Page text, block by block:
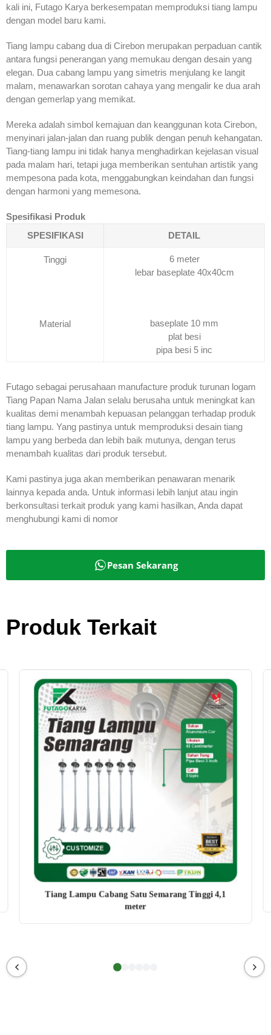
kali ini, Futago Karya berkesempatan memproduksi tiang lampu
dengan model baru kami.
Tiang lampu cabang dua di Cirebon merupakan perpaduan cantik
antara fungsi penerangan yang memukau dengan desain yang
elegan. Dua cabang lampu yang simetris menjulang ke langit
malam, menawarkan sorotan cahaya yang mengalir ke dua arah
dengan gemerlap yang memikat.
Mereka adalah simbol kemajuan dan keanggunan kota Cirebon,
menyinari jalan-jalan dan ruang publik dengan penuh kehangatan.
Tiang-tiang lampu ini tidak hanya menghadirkan kejelasan visual
pada malam hari, tetapi juga memberikan sentuhan artistik yang
mempesona pada kota, menggabungkan keindahan dan fungsi
dengan harmoni yang memesona.
Spesifikasi Produk
SPESIFIKASI
DETAIL
Tinggi
Material
6 meter
lebar baseplate 40x40cm
baseplate 10 mm
plat besi
pipa besi 5 inc
Futago sebagai perusahaan manufacture produk turunan logam
Tiang Papan Nama Jalan selalu berusaha untuk meningkat kan
kualitas demi menambah kepuasan pelanggan terhadap produk
tiang lampu. Yang pastinya untuk memproduksi desain tiang
lampu yang berbeda dan lebih baik mutunya, dengan terus
menambah kualitas dari produk tersebut.
Kami pastinya juga akan memberikan penawaran menarik
lainnya kepada anda. Untuk informasi lebih lanjut atau ingin
berkonsultasi terkait produk yang kami hasilkan, Anda dapat
menghubungi kami di nomor
Pesan Sekarang
Produk Terkait
Tiang Lampu Cabang Satu Semarang Tinggi 4,1
meter